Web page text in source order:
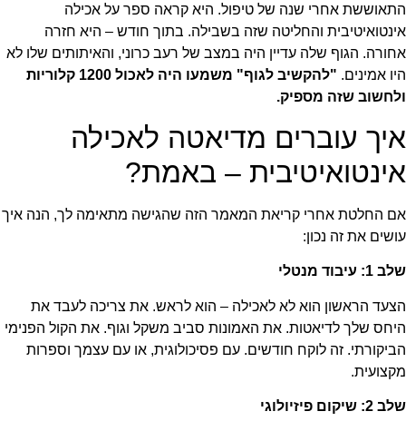
התאוששת אחרי שנה של טיפול. היא קראה ספר על אכילה
אינטואיטיבית והחליטה שזה בשבילה. בתוך חודש – היא חזרה
אחורה. הגוף שלה עדיין היה במצב של רעב כרוני, והאיתותים שלו לא
היו אמינים.
"להקשיב לגוף" משמעו היה לאכול 1200 קלוריות
ולחשוב שזה מספיק.
איך עוברים מדיאטה לאכילה
אינטואיטיבית – באמת?
אם החלטת אחרי קריאת המאמר הזה שהגישה מתאימה לך, הנה איך
עושים את זה נכון:
שלב 1: עיבוד מנטלי
הצעד הראשון הוא לא לאכילה – הוא לראש. את צריכה לעבד את
היחס שלך לדיאטות. את האמונות סביב משקל וגוף. את הקול הפנימי
הביקורתי. זה לוקח חודשים. עם פסיכולוגית, או עם עצמך וספרות
מקצועית.
שלב 2: שיקום פיזיולוגי